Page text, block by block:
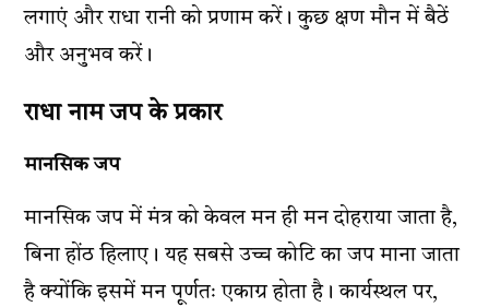
लगाएं और राधा रानी को प्रणाम करें। कुछ क्षण मौन में बैठें
और अनुभव करें।
राधा नाम जप के प्रकार
मानसिक जप
मानसिक जप में मंत्र को केवल मन ही मन दोहराया जाता है,
बिना होंठ हिलाए। यह सबसे उच्च कोटि का जप माना जाता
है क्योंकि इसमें मन पूर्णतः एकाग्र होता है। कार्यस्थल पर,